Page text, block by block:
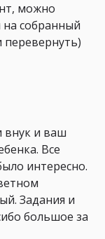
можно
на собранный
внук и ваш
Все
интересно.
Задания и
большое за